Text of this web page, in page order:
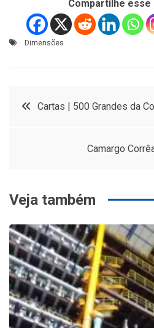
Compartilhe esse
Dimensões
Navegação
Cartas | 500 Grandes da
Camargo
Veja também